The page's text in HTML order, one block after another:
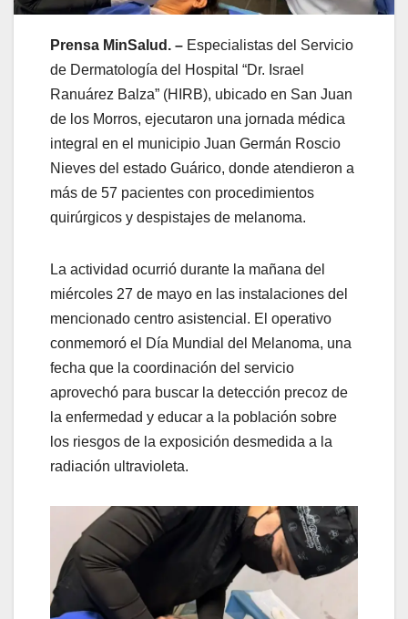
Prensa MinSalud. – Especialistas del Servicio
de Dermatología del Hospital “Dr. Israel
Ranuárez Balza” (HIRB), ubicado en San Juan
de los Morros, ejecutaron una jornada médica
integral en el municipio Juan Germán Roscio
Nieves del estado Guárico, donde atendieron a
más de 57 pacientes con procedimientos
quirúrgicos y despistajes de melanoma.
La actividad ocurrió durante la mañana del
miércoles 27 de mayo en las instalaciones del
mencionado centro asistencial. El operativo
conmemoró el Día Mundial del Melanoma, una
fecha que la coordinación del servicio
aprovechó para buscar la detección precoz de
la enfermedad y educar a la población sobre
los riesgos de la exposición desmedida a la
radiación ultravioleta.